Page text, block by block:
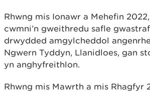
Rhwng mis Ionawr a Mehefin
cwmni’n gweithredu safle
drwydded amgylcheddol
Ngwern Tyddyn, Llanidloes, gan
yn anghyfreithlon.
Rhwng mis Mawrth a mis Rhagfyr